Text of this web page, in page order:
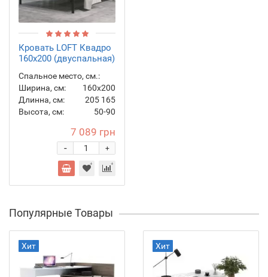
Кровать LOFT Квадро
160х200 (двуспальная)
Спальное место, см.:
160х200
Ширина, см:
165
Длинна, см:
205
Высота, см:
50-90
7 089 грн
+
-
Популярные Товары
Хит Хит